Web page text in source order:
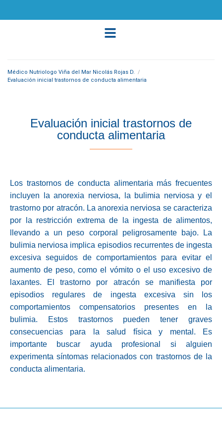
Médico Nutriologo Viña del Mar Nicolás Rojas D. /
Evaluación inicial trastornos de conducta alimentaria
Evaluación inicial trastornos de
conducta alimentaria
Los trastornos de conducta alimentaria más frecuentes
incluyen la anorexia nerviosa, la bulimia nerviosa y el
trastorno por atracón. La anorexia nerviosa se caracteriza
por la restricción extrema de la ingesta de alimentos,
llevando a un peso corporal peligrosamente bajo. La
bulimia nerviosa implica episodios recurrentes de ingesta
excesiva seguidos de comportamientos para evitar el
aumento de peso, como el vómito o el uso excesivo de
laxantes. El trastorno por atracón se manifiesta por
episodios regulares de ingesta excesiva sin los
comportamientos compensatorios presentes en la
bulimia. Estos trastornos pueden tener graves
consecuencias para la salud física y mental. Es
importante buscar ayuda profesional si alguien
experimenta síntomas relacionados con trastornos de la
conducta alimentaria.